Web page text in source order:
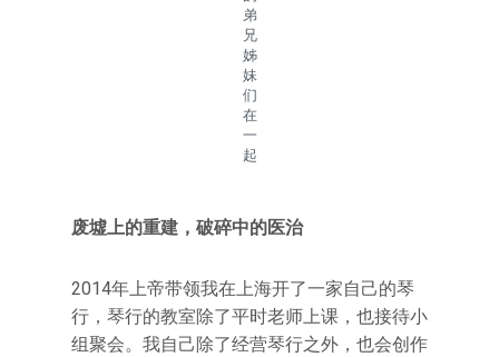
弟
兄
姊
妹
们
在
一
起
废墟上的重建，破碎中的医治
2014年上帝带领我在上海开了一家自己的琴
行，琴行的教室除了平时老师上课，也接待小
组聚会。我自己除了经营琴行之外，也会创作